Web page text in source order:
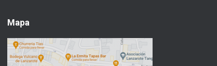
Mapa